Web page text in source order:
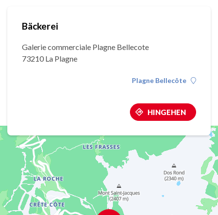
Bäckerei
Galerie commerciale Plagne Bellecote
73210 La Plagne
Plagne Bellecôte
HINGEHEN